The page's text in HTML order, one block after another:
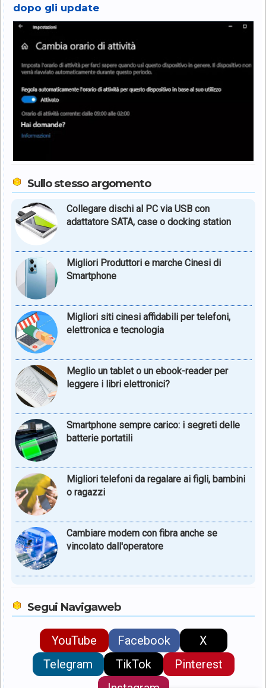
dopo gli update
Sullo stesso argomento
Collegare dischi al PC via USB con
adattatore SATA, case o docking station
Migliori Produttori e marche Cinesi di
Smartphone
Migliori siti cinesi affidabili per telefoni,
elettronica e tecnologia
Meglio un tablet o un ebook-reader per
leggere i libri elettronici?
Smartphone sempre carico: i segreti delle
batterie portatili
Migliori telefoni da regalare ai figli, bambini
o ragazzi
Cambiare modem con fibra anche se
vincolato dall'operatore
Segui Navigaweb
YouTube Facebook
X
Telegram
TikTok
Pinterest